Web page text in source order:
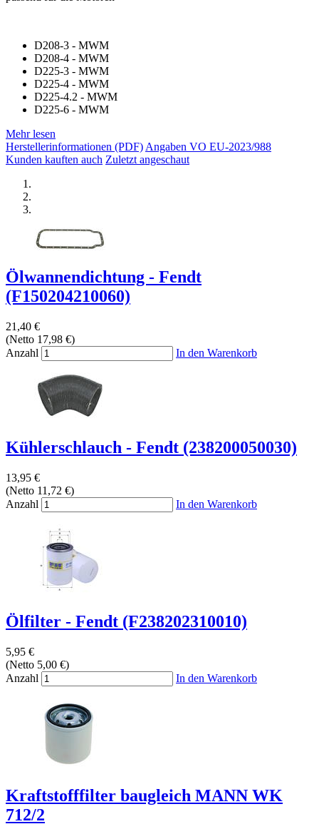
D208-3 - MWM
D208-4 - MWM
D225-3 - MWM
D225-4 - MWM
D225-4.2 - MWM
D225-6 - MWM
Mehr lesen
Herstellerinformationen (PDF)Angaben VO EU-2023/988
Kunden kauften auch Zuletzt angeschaut
Ölwannendichtung - Fendt
(F150204210060)
21,40 €
(Netto 17,98 €)
Anzahl
In den Warenkorb
Kühlerschlauch - Fendt (238200050030)
13,95 €
(Netto 11,72 €)
Anzahl
In den Warenkorb
Ölfilter - Fendt (F238202310010)
5,95 €
(Netto 5,00 €)
Anzahl
In den Warenkorb
Kraftstofffilter baugleich MANN WK
712/2